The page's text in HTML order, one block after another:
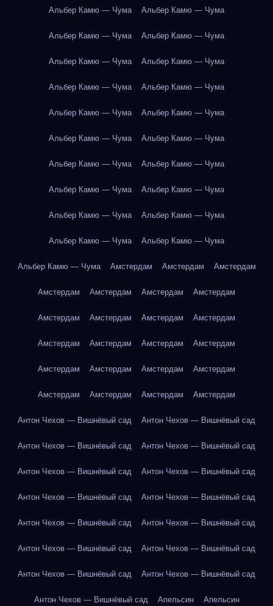
Альбер Камю — Чума Альбер Камю — Чума
Альбер Камю — Чума Альбер Камю — Чума
Альбер Камю — Чума Альбер Камю — Чума
Альбер Камю — Чума Альбер Камю — Чума
Альбер Камю — Чума Альбер Камю — Чума
Альбер Камю — Чума Альбер Камю — Чума
Альбер Камю — Чума Альбер Камю — Чума
Альбер Камю — Чума Альбер Камю — Чума
Альбер Камю — Чума Альбер Камю — Чума
Альбер Камю — Чума Альбер Камю — Чума
Альбер Камю — Чума Амстердам Амстердам Амстердам
Амстердам Амстердам Амстердам Амстердам
Амстердам Амстердам Амстердам Амстердам
Амстердам Амстердам Амстердам Амстердам
Амстердам Амстердам Амстердам Амстердам
Амстердам Амстердам Амстердам Амстердам
Антон Чехов — Вишнёвый сад Антон Чехов — Вишнёвый сад
Антон Чехов — Вишнёвый сад Антон Чехов — Вишнёвый сад
Антон Чехов — Вишнёвый сад Антон Чехов — Вишнёвый сад
Антон Чехов — Вишнёвый сад Антон Чехов — Вишнёвый сад
Антон Чехов — Вишнёвый сад Антон Чехов — Вишнёвый сад
Антон Чехов — Вишнёвый сад Антон Чехов — Вишнёвый сад
Антон Чехов — Вишнёвый сад Антон Чехов — Вишнёвый сад
Антон Чехов — Вишнёвый сад Апельсин Апельсин